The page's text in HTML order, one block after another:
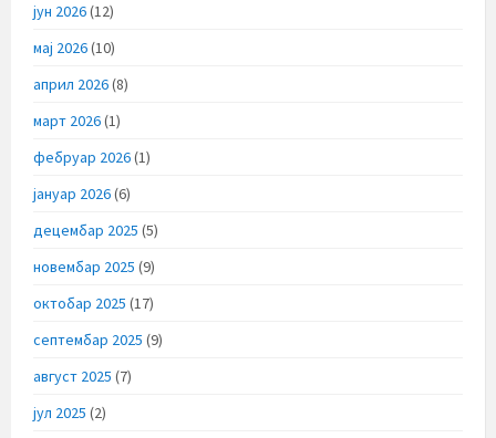
јун 2026(12)
мај 2026(10)
април 2026(8)
март 2026(1)
фебруар 2026(1)
јануар 2026(6)
децембар 2025 (5)
новембар 2025 (9)
октобар 2025 (17)
септембар 2025 (9)
август 2025 (7)
јул 2025 (2)